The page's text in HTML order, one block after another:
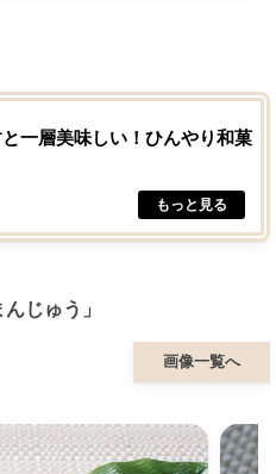
一層美味しい！ひんやり和菓
じゅう」
画像一覧へ